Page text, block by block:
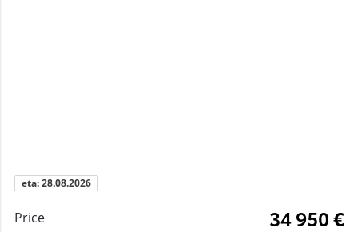
eta: 28.08.2026
Price 34 950 €